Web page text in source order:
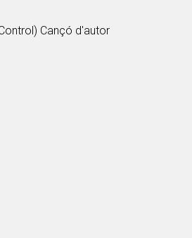
Cançó d'autor